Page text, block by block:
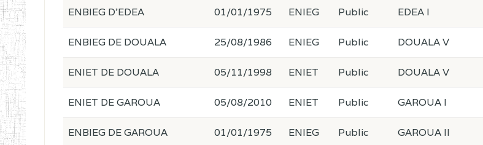
ENBIEG D'EDEA 01/01/1975 ENIEG Public EDEA I
ENBIEG DE DOUALA 25/08/1986 ENIEG Public DOUALA V
ENIET DE DOUALA 05/11/1998 ENIET Public DOUALA V
ENIET DE GAROUA 05/08/2010 ENIET Public GAROUA I
ENBIEG DE GAROUA 01/01/1975 ENIEG Public GAROUA II